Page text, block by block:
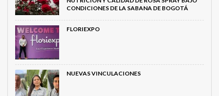
CONDICIONES DE LA SABANA DE BOGOTÁ
FLORIEXPO
NUEVAS VINCULACIONES